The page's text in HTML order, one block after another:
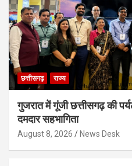
छत्तीसगढ़ राज्य
गुजरात में गूंजी छत्तीसगढ़ की
दमदार सहभागिता
August 8, 2026 News Desk